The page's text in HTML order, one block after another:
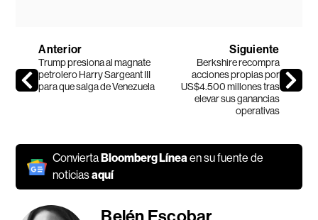
Anterior
Trump presiona al magnate
petrolero Harry Sargeant III
para que salga de Venezuela
Siguiente
Berkshire recompra
acciones propias por
US$4.500 millones tras
elevar sus ganancias
operativas
Convierta Bloomberg Líneaen su fuente de
noticiasaquí